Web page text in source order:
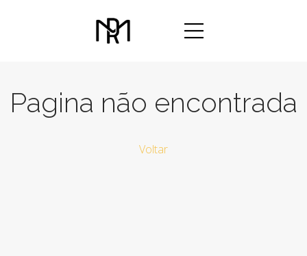
Pagina não encontrada
Voltar